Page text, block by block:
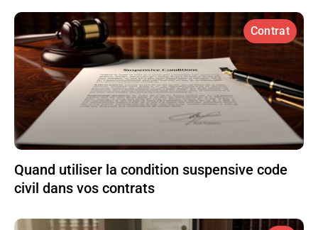
Contrat
Quand utiliser la condition suspensive code
civil dans vos contrats